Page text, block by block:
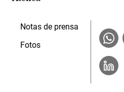
Notas de prensa
Fotos